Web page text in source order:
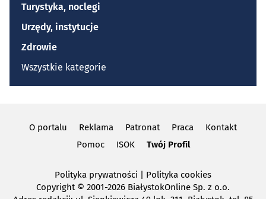
Turystyka, noclegi
Urzędy, instytucje
Zdrowie
Wszystkie kategorie
O portalu Reklama Patronat Praca
Kontakt
Pomoc
ISOK Twój Profil
Polityka prywatności | Polityka cookies
Copyright © 2001-2026 BiałystokOnline Sp. z o.o.